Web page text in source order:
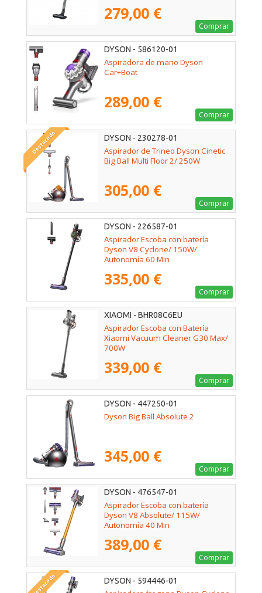
279,00 €
Comprar
DYSON - 586120-01
Aspiradora de mano Dyson
Car+Boat
289,00 €
Comprar
Destacado DYSON - 230278-01
Aspirador de Trineo Dyson Cinetic
Big Ball Multi Floor 2/ 250W
305,00 €
Comprar
DYSON - 226587-01
Aspirador Escoba con batería
Dyson V8 Cyclone/ 150W/
Autonomía 60 Min
335,00 €
Comprar
XIAOMI - BHR08C6EU
Aspirador Escoba con Batería
Xiaomi Vacuum Cleaner G30 Max/
700W
339,00 €
Comprar
DYSON - 447250-01
Dyson Big Ball Absolute 2
345,00 €
Comprar
DYSON - 476547-01
Aspirador Escoba con batería
Dyson V8 Absolute/ 115W/
Autonomía 40 Min
389,00 €
Comprar
Destacado DYSON - 594446-01